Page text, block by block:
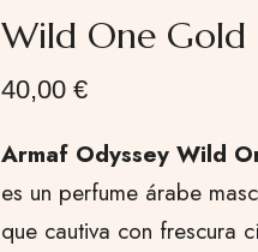
Wild One
40,00 €
Armaf Odyssey Wild
es un perfume árabe
que cautiva con frescura